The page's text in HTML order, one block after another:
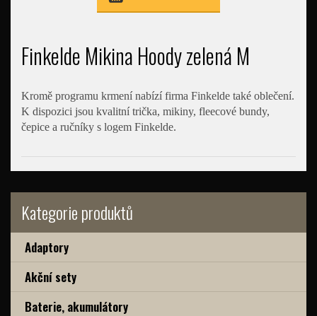
Kategorie produktů
Adaptory
Akční sety
Baterie, akumulátory
Finkelde Mikina Hoody zelená M
Kromě programu krmení nabízí firma Finkelde také oblečení.
K dispozici jsou kvalitní trička, mikiny, fleecové bundy,
čepice a ručníky s logem Finkelde.